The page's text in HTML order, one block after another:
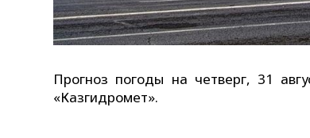
Прогноз погоды на четверг, 31
«Казгидромет».